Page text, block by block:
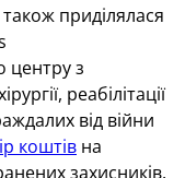
приділялася
центру з
реабілітації
від війни
коштів на
захисників.